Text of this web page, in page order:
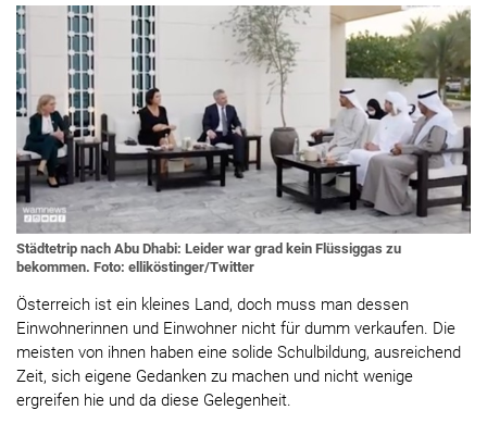
Städtetrip nach Abu Dhabi: Leider war grad kein Flüssiggas zu
bekommen. Foto: elliköstinger/Twitter
Österreich ist ein kleines Land, doch muss man dessen
Einwohnerinnen und Einwohner nicht für dumm verkaufen. Die
meisten von ihnen haben eine solide Schulbildung, ausreichend
Zeit, sich eigene Gedanken zu machen und nicht wenige
ergreifen hie und da diese Gelegenheit.